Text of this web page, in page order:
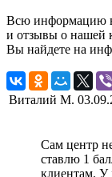
Всю информацию
и отзывы о нашей
Вы найдете на
Виталий М.
Сам центр
ставлю 1
клиентам. У